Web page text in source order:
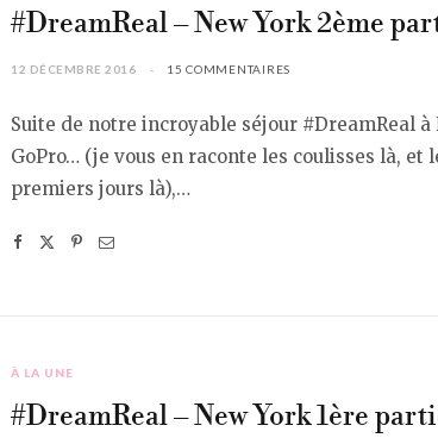
#DreamReal – New York 2ème
12 DÉCEMBRE 2016 15 COMMENTAIRES
Suite de notre incroyable séjour #DreamReal à
GoPro… (je vous en raconte les coulisses là, et
premiers jours là),…
À LA UNE
#DreamReal – New York 1ère